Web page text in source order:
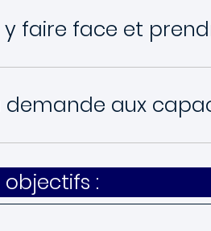
y faire face et
aux
objectifs :